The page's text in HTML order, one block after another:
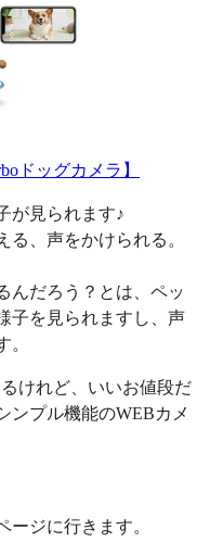
ドッグカメラ】
が見られます♪
、声をかけられる。
んだろう？とは、ペッ
子を見られますし、声
。
けれど、いいお値段だ
プル機能のWEBカメ
ジに行きます。